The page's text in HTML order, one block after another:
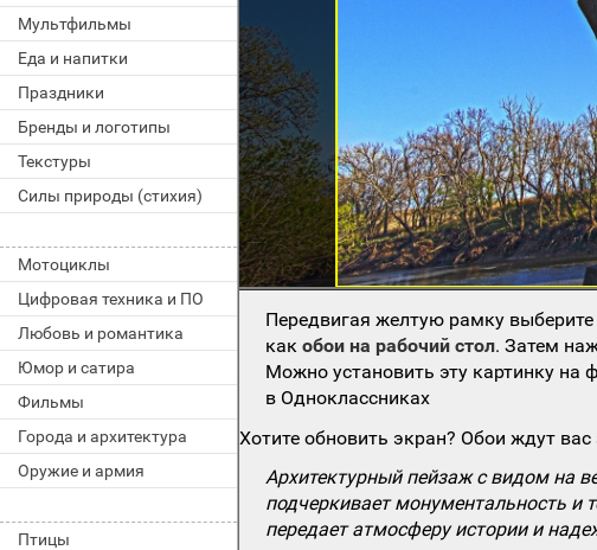
Мультфильмы
Еда и напитки
Праздники
Бренды и логотипы
Текстуры
Силы природы (стихия)
Мотоциклы
Цифровая техника и ПО
Любовь и романтика
Юмор и сатира
Фильмы
Города и архитектура
Оружие и армия
Птицы
Передвигая желтую рамку
какобои на рабочий стол. Затем
Можно установить эту картинку на
в Одноклассниках
Хотите обновить экран? Обои ждут вас
Архитектурный пейзаж с видом на
подчеркивает монументальность и
передает атмосферу истории и